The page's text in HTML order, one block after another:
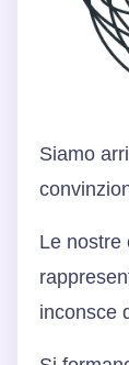
Siamo
Le nostre
inconsce